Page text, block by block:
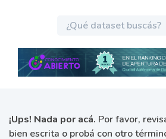
¡Ups! Nada por acá. Por favor,
bien escrita o probá con otro